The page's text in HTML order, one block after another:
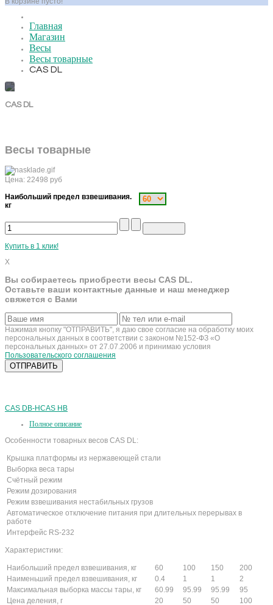
Главная
Магазин
Весы
Весы товарные
CAS DL
CAS DL
Весы товарные
Цена: 22498 руб
Наибольший предел взвешивания.
кг
Купить в 1 клик!
X
Вы собираетесь приобрести весы CAS DL.
Оставьте ваши контактные данные и наш менеджер
свяжется с Вами
Нажимая кнопку "ОТПРАВИТЬ", я даю свое согласие на обработку моих
персональных данных в соответствии с законом №152-ФЗ «О
персональных данных» от 27.07.2006 и принимаю условия
Пользовательского соглашения
CAS DB-HCAS HB
Полное описание
Особенности товарных весов CAS DL:
Крышка платформы из нержавеющей стали
Выборка веса тары
Счётный режим
Режим дозирования
Режим взвешивания нестабильных грузов
Автоматическое отключение питания при длительных перерывах в
работе
Интерфейс RS-232
Характеристики:
Наибольший предел взвешивания, кг 60 100 150
200
Наименьший предел взвешивания, кг
0.4 1 1
2
Максимальная выборка массы тары, кг
60.99 95.99 95.99
95
Цена деления, г
20 50 50 100